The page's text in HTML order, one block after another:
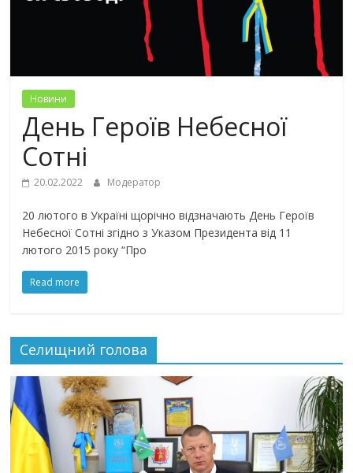
Новини
День Героїв Небесної
Сотні
20.02.2022 Модератор
20 лютого в Україні щорічно відзначають День Героїв
Небесної Сотні згідно з Указом Президента від 11
лютого 2015 року “Про
Read more
Селищний голова